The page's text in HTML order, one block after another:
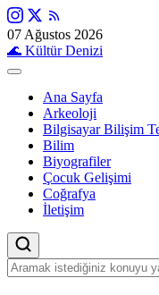
07 Ağustos 2026
🌊 Kültür Denizi
Ana Sayfa
Arkeoloji
Bilgisayar Bilişim
Bilim
Biyografiler
Çocuk Gelişimi
Coğrafya
İletişim